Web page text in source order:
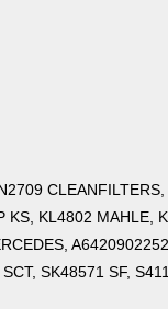
KL4802 MAHLE,
SK48571 SF,